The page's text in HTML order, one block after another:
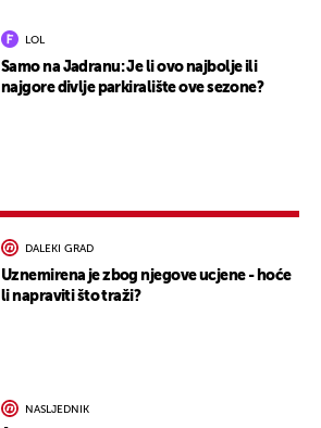
LOL
Samo na Jadranu: Je li ovo najbolje ili
najgore divlje parkiralište ove sezone?
DALEKI GRAD
Uznemirena je zbog njegove ucjene - hoće
li napraviti što traži?
NASLJEDNIK